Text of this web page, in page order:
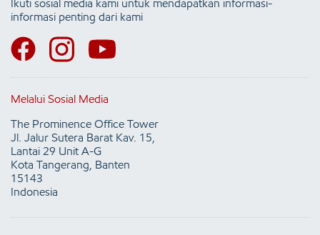
Ikuti sosial media kami untuk mendapatkan informasi-
informasi penting dari kami
Melalui Sosial Media
The Prominence Office Tower
Jl. Jalur Sutera Barat Kav. 15,
Lantai 29 Unit A-G
Kota Tangerang, Banten
15143
Indonesia